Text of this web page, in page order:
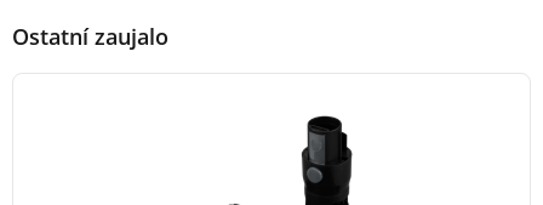
Ostatní zaujalo